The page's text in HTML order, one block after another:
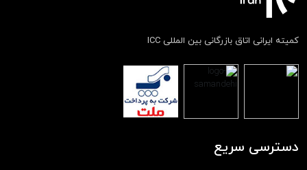
کمیته ایرانی اتاق بازرگانی بین المللی ICC
دسترسی سریع